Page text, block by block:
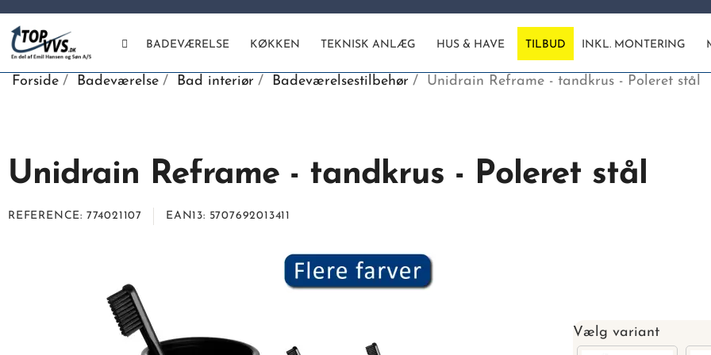
BADEVÆRELSE KØKKEN TEKNISK ANLÆG HUS & HAVE TILBUD INKL. MONTERING
Forside Badeværelse Bad interiør Badeværelsestilbehør Unidrain Reframe - tandkrus - Poleret stål
Unidrain Reframe - tandkrus - Poleret stål
REFERENCE 774021107 EAN13 5707692013411
Vælg variant